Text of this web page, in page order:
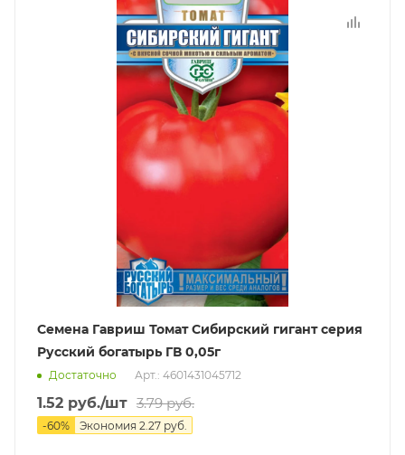
Семена Гавриш Томат Сибирский гигант серия
Русский богатырь ГВ 0,05г
Достаточно Арт.: 4601431045712
1.52 руб./шт 3.79руб.
-60% Экономия 2.27 руб.